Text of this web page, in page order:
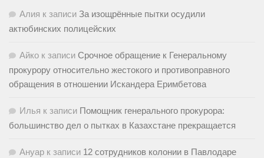
Алия к записи За изощрённые пытки осудили
актюбинских полицейских
Айко к записи Срочное обращение к Генеральному
прокурору относительно жестокого и противоправного
обращения в отношении Искандера Еримбетова
Илья к записи Помощник генерального прокурора:
большинство дел о пытках в Казахстане прекращается
Ануар к записи 12 сотрудников колонии в Павлодаре